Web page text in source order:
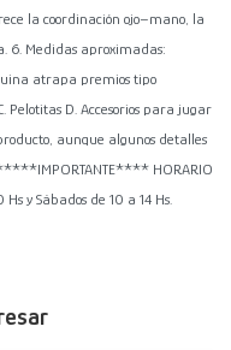
la coordinación ojo–mano, la
6. Medidas aproximadas:
atrapa premios tipo
Pelotitas D. Accesorios para jugar
aunque algunos detalles
HORARIO
y Sábados de 10 a 14 Hs.